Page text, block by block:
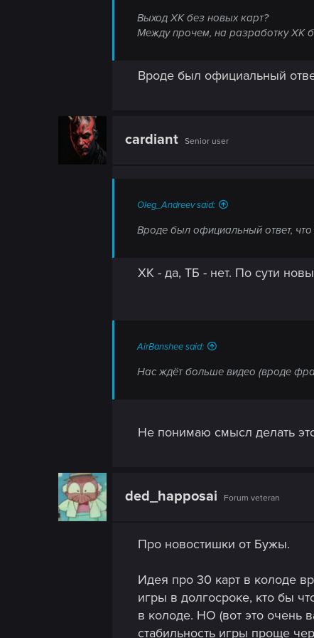
Выход ХК без новых карт?
Между прочем, на разработку
Вроде был официальный
cardiant Senior user
Oleg_Andreev said:
Вроде был официальный ответ,
ХК - да, ТБ - нет. По сути
AirBanshee said:
Нас ждёт больше видео (вроде
Не понимаю смысл делать
ded_happosai Forum veteran
Про новостишки от Бужы.
Идея про 30 карт в колоде
игры в долгосроке, кто бы
в колоде. НО (вот это очень
стабильность игры проще